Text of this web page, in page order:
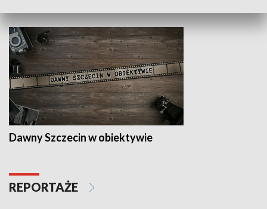
Dawny Szczecin w obiektywie
REPORTAŻE